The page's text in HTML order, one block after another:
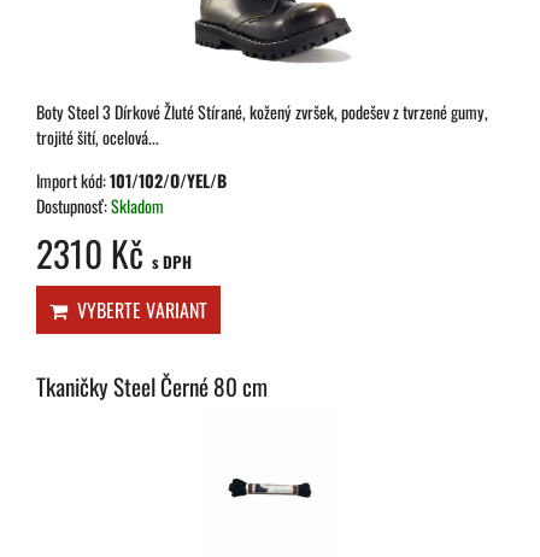
Boty Steel 3 Dírkové Žluté Stírané, kožený zvršek, podešev z tvrzené gumy,
trojité šití, ocelová...
Import kód:101/102/O/YEL/B
Dostupnosť:Skladom
2310 Kč s DPH
VYBERTE VARIANT
Tkaničky Steel Černé 80 cm